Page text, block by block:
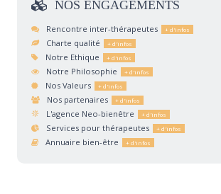
NOS ENGAGEMENTS
Rencontre inter-thérapeutes
Charte qualité
Notre Ethique
Notre Philosophie
Nos Valeurs
Nos partenaires
L'agence Neo-bienêtre
Services pour thérapeutes
Annuaire bien-être